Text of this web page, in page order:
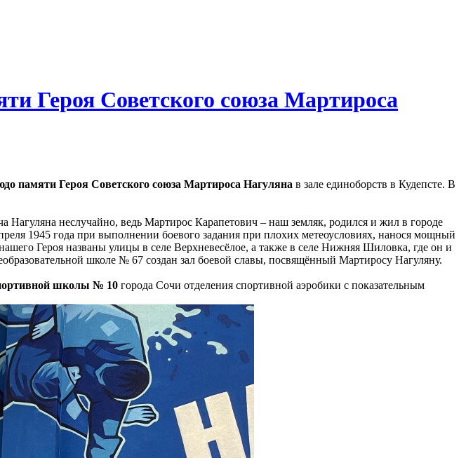
Героя Советского союза Мартироса
памяти Героя Советского союза Мартироса Нагуляна в зале единоборств в Кудепсте. В
неслучайно, ведь Мартирос Карапетович – наш земляк, родился и жил в городе
1945 года при выполнении боевого задания при плохих метеоусловиях, нанося мощный
Героя названы улицы в селе Верхневесёлое, а также в селе Нижняя Шиловка, где он и
школе № 67 создан зал боевой славы, посвящённый Мартиросу Нагуляну.
школы № 10 города Сочи отделения спортивной аэробики с показательным